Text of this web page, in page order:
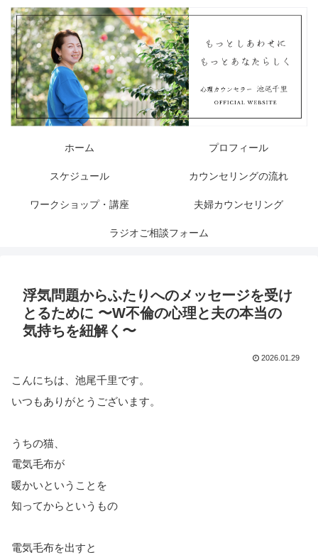
ホーム プロフィール
スケジュール カウンセリングの流れ
ワークショップ・講座 夫婦カウンセリング
ラジオご相談フォーム
浮気問題からふたりへのメッセージを受け
とるために 〜W不倫の心理と夫の本当の
気持ちを紐解く〜
2026.01.29
こんにちは、池尾千里です。
いつもありがとうございます。
うちの猫、
電気毛布が
暖かいということを
知ってからというもの
電気毛布を出すと